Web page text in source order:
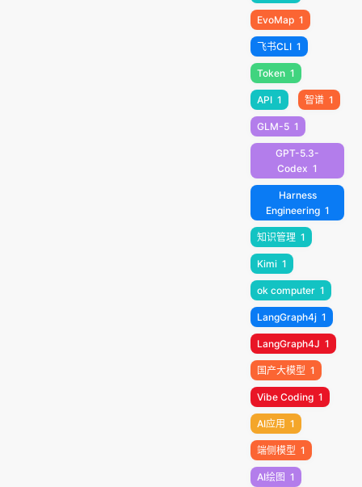
EvoMap 1
飞书CLI 1
Token 1
API 1 智谱 1
GLM-5 1
GPT-5.3-
Codex 1
Harness
Engineering 1
知识管理 1
Kimi 1
ok computer 1
LangGraph4j 1
LangGraph4J 1
国产大模型 1
Vibe Coding 1
AI应用 1
端侧模型 1
AI绘图 1